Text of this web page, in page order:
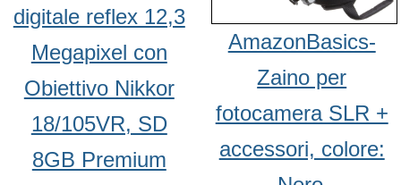
digitale reflex 12,3
Megapixel con
Obiettivo Nikkor
18/105VR, SD
8GB Premium
AmazonBasics-
Zaino per
fotocamera SLR +
accessori, colore: